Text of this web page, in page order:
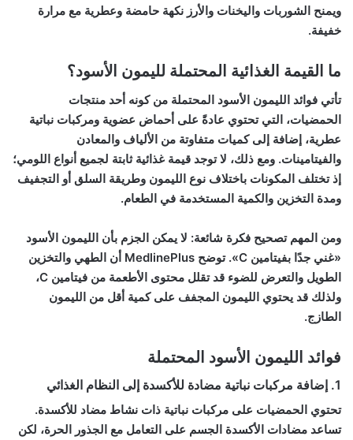
ويمنح الشوربات واليخنات والأرز نكهة حامضة وعطرية مع مرارة
خفيفة.
ما القيمة الغذائية المحتملة لليمون الأسود؟
تأتي فوائد الليمون الأسود المحتملة من كونه أحد منتجات
الحمضيات، التي تحتوي عادةً على أحماض عضوية ومركبات نباتية
عطرية، إضافة إلى كميات متفاوتة من الألياف والمعادن
والفيتامينات. ومع ذلك، لا توجد قيمة غذائية ثابتة لجميع أنواع اللومي؛
إذ تختلف المكونات باختلاف نوع الليمون وطريقة السلق أو التجفيف
ومدة التخزين والكمية المستخدمة في الطعام.
ومن المهم تصحيح فكرة شائعة: لا يمكن الجزم بأن الليمون الأسود
«غني جدًا بفيتامين C». توضح MedlinePlus أن الطهي والتخزين
الطويل والتعرض للضوء قد تقلل محتوى الأطعمة من فيتامين C،
ولذلك قد يحتوي الليمون المجفف على كمية أقل من الليمون
الطازج.
فوائد الليمون الأسود المحتملة
1. إضافة مركبات نباتية مضادة للأكسدة إلى النظام الغذائي
تحتوي الحمضيات على مركبات نباتية ذات نشاط مضاد للأكسدة.
تساعد مضادات الأكسدة الجسم على التعامل مع الجذور الحرة، لكن